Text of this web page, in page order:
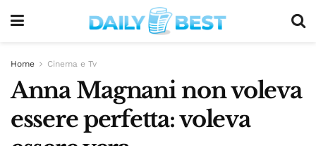
Home Cinema e Tv
Anna Magnani non voleva
essere perfetta: voleva